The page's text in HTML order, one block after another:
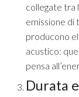
collegate tra
emissione di
producono
acustico:
pensa
Durata